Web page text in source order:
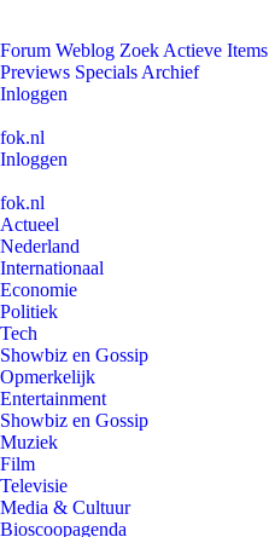
Forum Weblog Zoek Actieve Items
Previews Specials Archief
Inloggen
fok.nl
Inloggen
fok.nl
Actueel
Nederland
Internationaal
Economie
Politiek
Tech
Showbiz en Gossip
Opmerkelijk
Entertainment
Showbiz en Gossip
Muziek
Film
Televisie
Media & Cultuur
Bioscoopagenda